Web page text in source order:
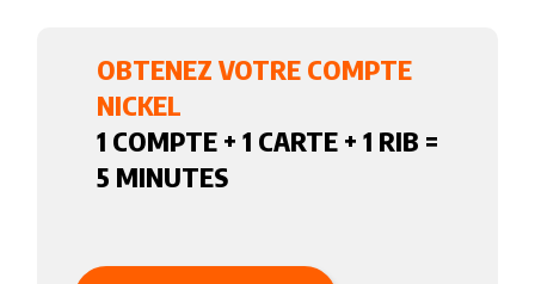
OBTENEZ VOTRE COMPTE
NICKEL
1 COMPTE + 1 CARTE + 1 RIB =
5 MINUTES